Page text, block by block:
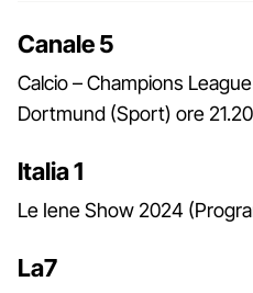
Canale 5
Calcio – Champions
Dortmund (Sport) ore 21.20
Italia 1
Le Iene Show 2024
La7